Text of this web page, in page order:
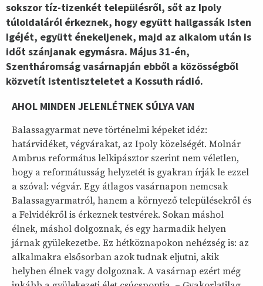
sokszor tíz-tizenkét településről, sőt az Ipoly
túloldaláról érkeznek, hogy együtt hallgassák Isten
Igéjét, együtt énekeljenek, majd az alkalom után is
időt szánjanak egymásra. Május 31-én,
Szentháromság vasárnapján ebből a közösségből
közvetít istentiszteletet a Kossuth rádió.
AHOL MINDEN JELENLÉTNEK SÚLYA VAN
Balassagyarmat neve történelmi képeket idéz:
határvidéket, végvárakat, az Ipoly közelségét. Molnár
Ambrus református lelkipásztor szerint nem véletlen,
hogy a reformátusság helyzetét is gyakran írják le ezzel
a szóval: végvár. Egy átlagos vasárnapon nemcsak
Balassagyarmatról, hanem a környező településekről és
a Felvidékről is érkeznek testvérek. Sokan máshol
élnek, máshol dolgoznak, és egy harmadik helyen
járnak gyülekezetbe. Ez hétköznapokon nehézség is: az
alkalmakra elsősorban azok tudnak eljutni, akik
helyben élnek vagy dolgoznak. A vasárnap ezért még